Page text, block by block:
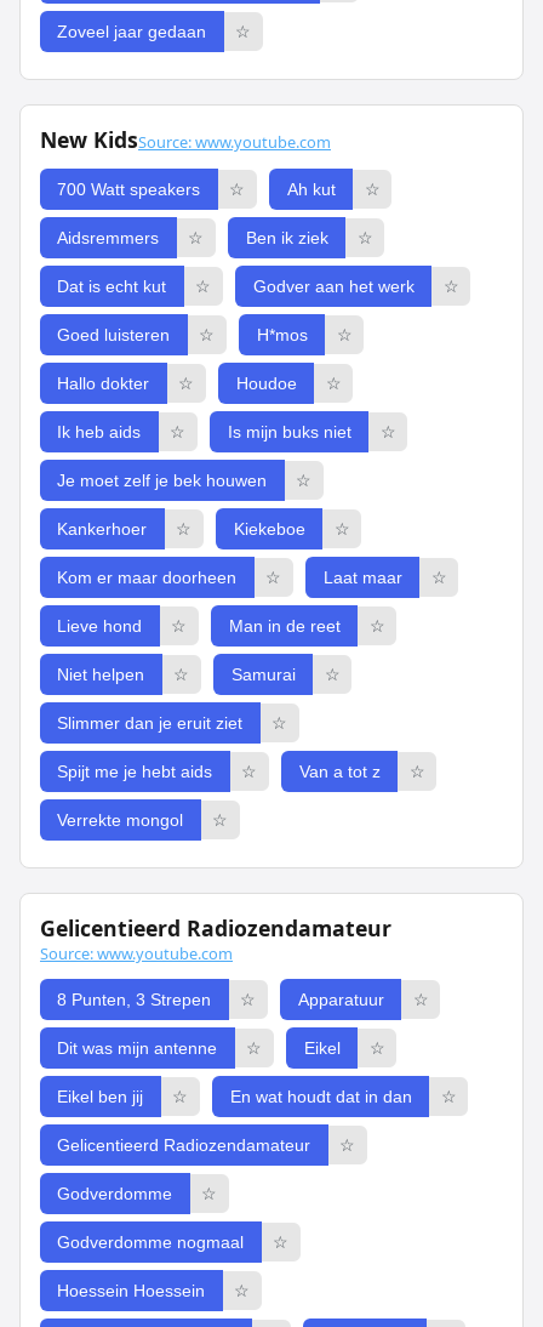
Zoveel jaar gedaan ☆
New KidsSource: www.youtube.com
700 Watt speakers ☆ Ah kut ☆
Aidsremmers ☆ Ben ik ziek ☆
Dat is echt kut ☆ Godver aan het werk ☆
Goed luisteren ☆ H*mos ☆
Hallo dokter ☆ Houdoe ☆
Ik heb aids ☆ Is mijn buks niet ☆
Je moet zelf je bek houwen ☆
Kankerhoer ☆ Kiekeboe ☆
Kom er maar doorheen ☆ Laat maar ☆
Lieve hond ☆ Man in de reet ☆
Niet helpen ☆ Samurai ☆
Slimmer dan je eruit ziet ☆
Spijt me je hebt aids ☆ Van a tot z ☆
Verrekte mongol ☆
Gelicentieerd Radiozendamateur
Source: www.youtube.com
8 Punten, 3 Strepen ☆ Apparatuur ☆
Dit was mijn antenne ☆ Eikel ☆
Eikel ben jij ☆ En wat houdt dat in dan ☆
Gelicentieerd Radiozendamateur ☆
Godverdomme ☆
Godverdomme nogmaal ☆
Hoessein Hoessein ☆